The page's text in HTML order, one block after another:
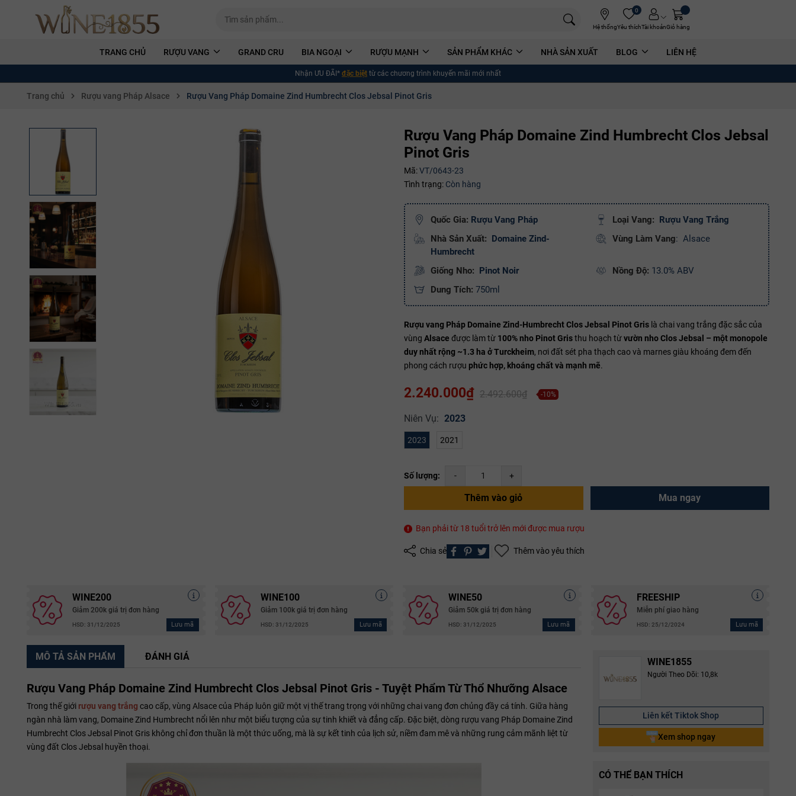
Hệ thống
0
Yêu thíchTài khoảnGiỏ hàng
TRANG CHỦ RƯỢU VANG GRAND CRU BIA NGOẠI RƯỢU MẠNH SẢN PHẨM KHÁC NHÀ SẢN XUẤT BLOG LIÊN HỆ
Nhận ƯU ĐÃI* đặc biệt từ các chương trình khuyến mãi mới nhất
Trang chủ Rượu vang Pháp Alsace Rượu Vang Pháp Domaine Zind Humbrecht Clos Jebsal Pinot Gris
Rượu Vang Pháp Domaine Zind Humbrecht Clos Jebsal
Pinot Gris
Mã:VT/0643-23
Tình trạng: Còn hàng
Quốc Gia: Rượu Vang Pháp Loại Vang: Rượu Vang Trắng
Nhà Sản Xuất: Domaine Zind-
Humbrecht
Vùng Làm Vang: Alsace
Giống Nho: Pinot Noir Nồng Độ: 13.0% ABV
Dung Tích: 750ml
Rượu vang Pháp Domaine Zind-Humbrecht Clos Jebsal Pinot Gris là chai vang trắng đặc sắc của
vùng Alsace được làm từ 100% nho Pinot Gristhu hoạch từvườn nho Clos Jebsal – một monopole
duy nhất rộng ~1.3 ha ở Turckheim, nơi đất sét pha thạch cao và marnes giàu khoáng đem đến
phong cách rượu phức hợp, khoáng chất và mạnh mẽ.
2.240.000₫ 2.492.600₫ -10%
Niên Vụ: 2023
2023 2021
Số lượng: - +
Thêm vào giỏ Mua ngay
Bạn phải từ 18 tuổi trở lên mới được mua rượu
Chia sẻ Thêm vào yêu thích
WINE200
Giảm 200k giá trị đơn hàng
HSD: 31/12/2025 Lưu mã
WINE100
Giảm 100k giá trị đơn hàng
HSD: 31/12/2025 Lưu mã
WINE50
Giảm 50k giá trị đơn hàng
HSD: 31/12/2025 Lưu mã
FREESHIP
Miễn phí giao hàng
HSD: 25/12/2024 Lưu mã
THANH TOÁN bạn nhé!
WINE1855
Người Theo Dõi: 10,8k
Liên kết Tiktok Shop
Xem shop ngay
CÓ THỂ BẠN THÍCH
MÔ TẢ SẢN PHẨM ĐÁNH GIÁ
Rượu Vang Pháp Domaine Zind Humbrecht Clos Jebsal Pinot Gris - Tuyệt Phẩm Từ Thổ Nhưỡng Alsace
Trong thế giới rượu vang trắng cao cấp, vùng Alsace của Pháp luôn giữ một vị thế trang trọng với những chai vang đơn chủng đầy cá tính. Giữa hàng
ngàn nhà làm vang, Domaine Zind Humbrecht nổi lên như một biểu tượng của sự tinh khiết và đẳng cấp. Đặc biệt, dòng rượu vang Pháp Domaine Zind
Humbrecht Clos Jebsal Pinot Gris không chỉ đơn thuần là một thức uống, mà là sự kết tinh của lịch sử, niềm đam mê và những rung cảm mãnh liệt từ
vùng đất Clos Jebsal huyền thoại.